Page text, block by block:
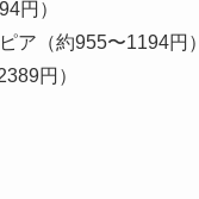
円）
ア（約955〜1194円）
円）